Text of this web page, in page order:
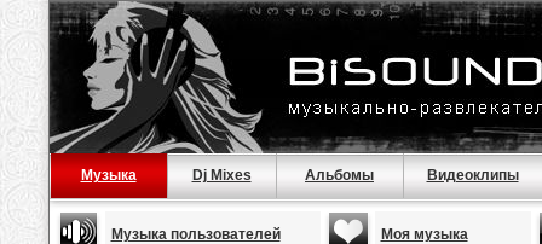
Музыка Dj Mixes Альбомы Видеоклипы
Музыка пользователей Моя музыка